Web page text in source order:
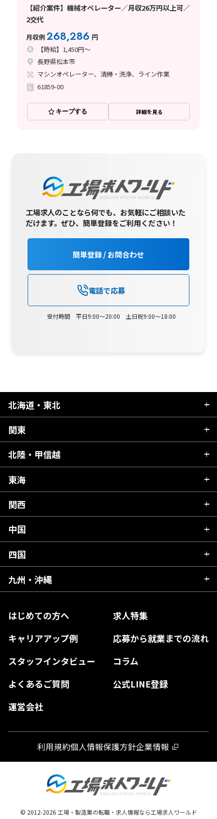
【紹介案件】機械オペレーター／月収26万円以上可／
2交代
月収例268,286 円
【時給】1,450円～
長野県松本市
マシンオペレーター、清掃・洗浄、ライン作業
61859-00
キープする 詳細を見る
工場求人のことなら何でも、お気軽にご相談いた
だけます。ぜひ、簡単登録をご利用ください！
簡単登録 / お問合わせ
電話で応募
受付時間 平日9:00～20:00 土日祝9:00～18:00
はじめての方へ
求人特集
キャリアアップ例
応募から就業までの流れ
スタッフインタビュー
コラム
よくあるご質問
公式LINE登録
運営会社
北海道・東北
北海道
青森県
秋田県
岩手県
宮城県
福島県
関東
茨城県
栃木県
群馬県
埼玉県
千葉県
東京都
神奈川県
北陸・甲信越
新潟県
富山県
石川県
山梨県
長野県
東海
岐阜県
静岡県
愛知県
関西
滋賀県
京都府
大阪府
奈良県
和歌山県
中国
広島県
岡山県
島根県
山口県
四国
愛媛県
徳島県
九州・沖縄
熊本県
宮崎県
利用規約個人情報保護方針企業情報
© 2012-2026 工場・製造業の転職・求人情報なら工場求人ワールド